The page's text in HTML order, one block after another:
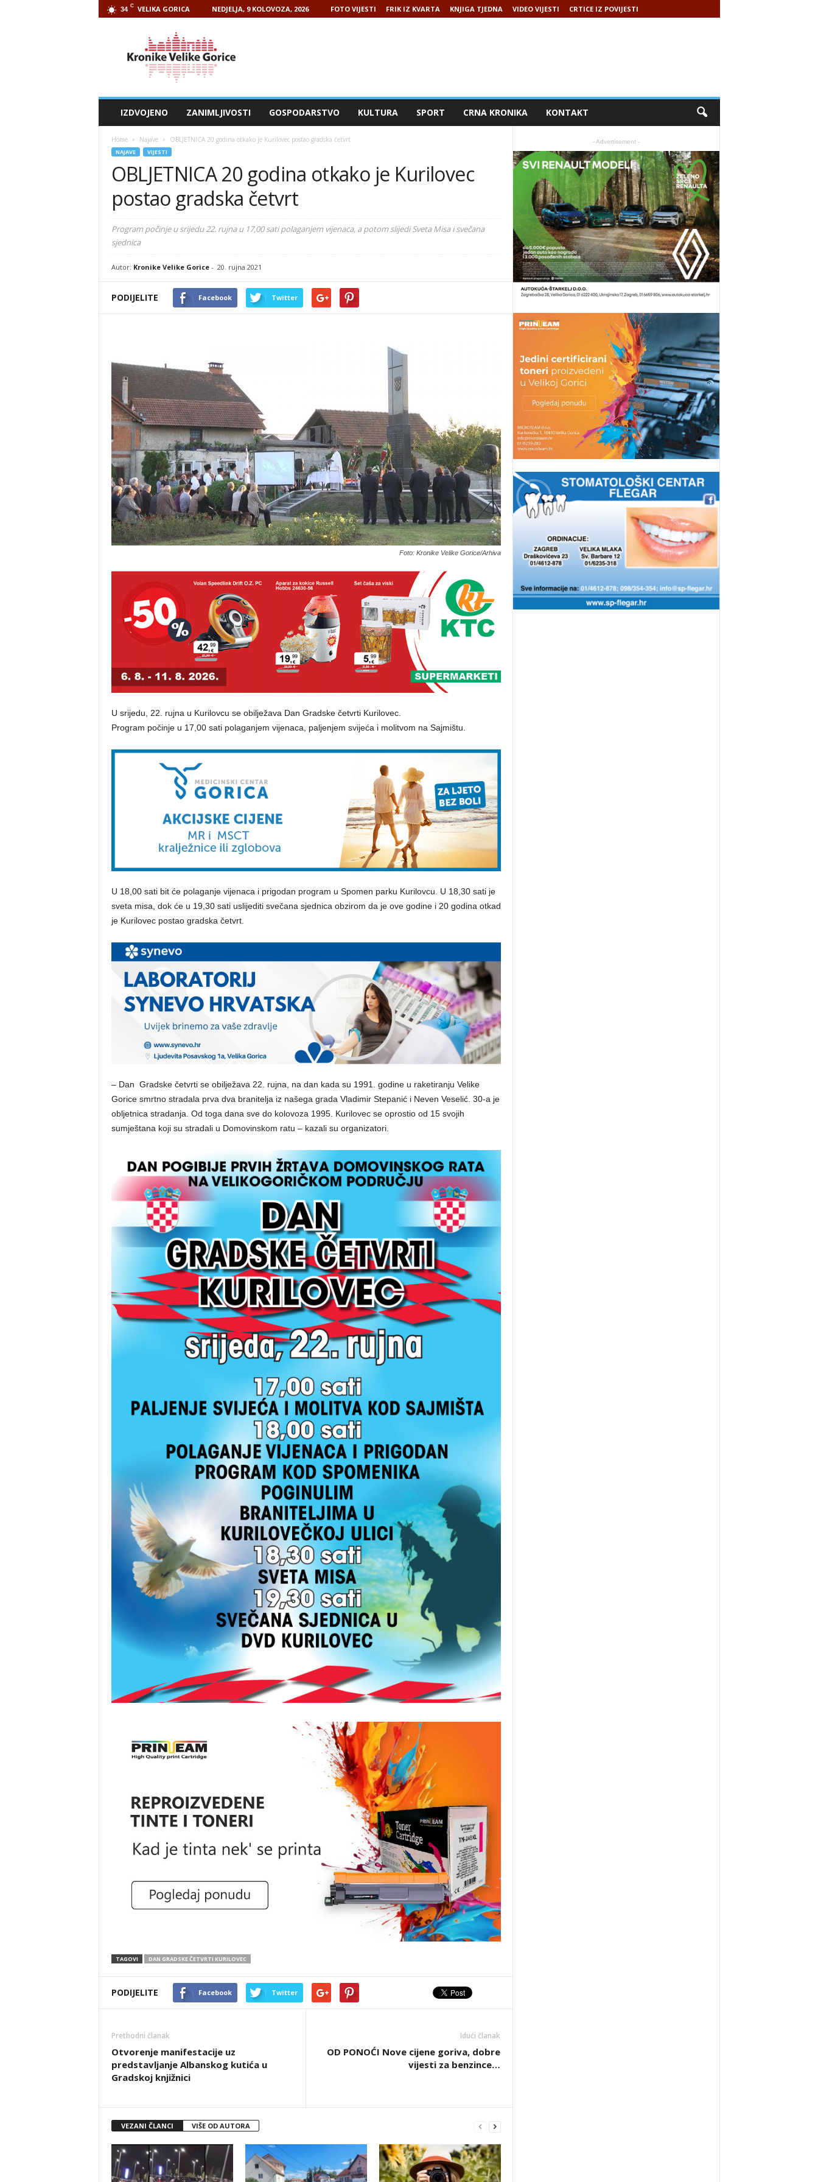
34 C VELIKA GORICA NEDJELJA, 9 KOLOVOZA, 2026 FOTO VIJESTI FRIK IZ KVARTA KNJIGA TJEDNA VIDEO VIJESTI CRTICE IZ POVIJESTI
IZDVOJENO ZANIMLJIVOSTI GOSPODARSTVO KULTURA SPORT CRNA KRONIKA KONTAKT
Home Najave OBLJETNICA 20 godina otkako je Kurilovec postao gradska četvrt
NAJAVE VIJESTI
OBLJETNICA 20 godina otkako je Kurilovec
postao gradska četvrt
Program počinje u srijedu 22. rujna u 17,00 sati polaganjem vijenaca, a potom slijedi Sveta Misa i svečana
sjednica
Autor: Kronike Velike Gorice- 20. rujna 2021
PODIJELITE Facebook Twitter
Foto: Kronike Velike Gorice/Arhiva
U srijedu, 22. rujna u Kurilovcu se obilježava Dan Gradske četvrti Kurilovec.
Program počinje u 17,00 sati polaganjem vijenaca, paljenjem svijeća i molitvom na Sajmištu.
U 18,00 sati bit će polaganje vijenaca i prigodan program u Spomen parku Kurilovcu. U 18,30 sati je
sveta misa, dok će u 19,30 sati uslijediti svečana sjednica obzirom da je ove godine i 20 godina otkad
je Kurilovec postao gradska četvrt.
– Dan Gradske četvrti se obilježava 22. rujna, na dan kada su 1991. godine u raketiranju Velike
Gorice smrtno stradala prva dva branitelja iz našega grada Vladimir Stepanić i Neven Veselić. 30-a je
obljetnica stradanja. Od toga dana sve do kolovoza 1995. Kurilovec se oprostio od 15 svojih
sumještana koji su stradali u Domovinskom ratu – kazali su organizatori.
TAGOVI DAN GRADSKE ČETVRTI KURILOVEC
PODIJELITE Facebook Twitter
Prethodni članak
Otvorenje manifestacije uz
predstavljanje Albanskog kutića u
Gradskoj knjižnici
Idući članak
OD PONOĆI Nove cijene goriva, dobre
vijesti za benzince…
VEZANI ČLANCI VIŠE OD AUTORA
- Advertisement -